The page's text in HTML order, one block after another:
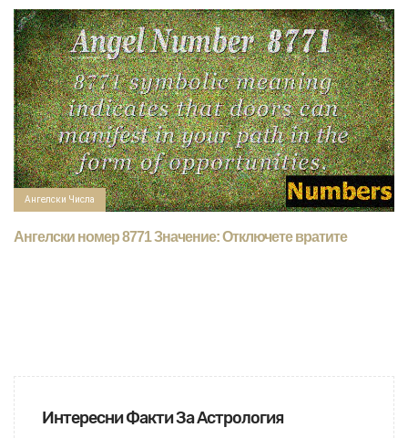
Ангелски Числа
Ангелски номер 8771 Значение: Отключете вратите
Интересни Факти За Астрология